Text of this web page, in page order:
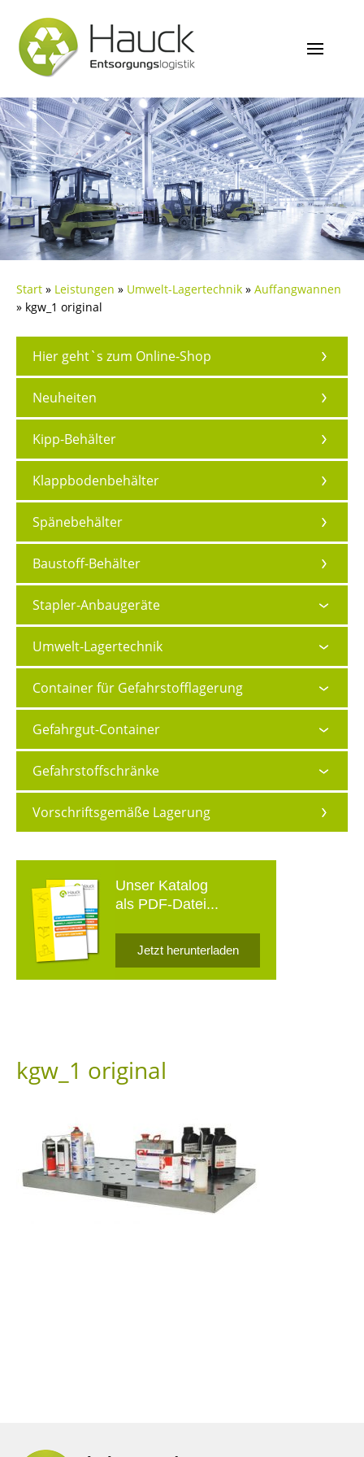
Start » Leistungen » Umwelt-Lagertechnik » Auffangwannen
» kgw_1 original
Hier geht`s zum Online-Shop
Neuheiten
Kipp-Behälter
Klappbodenbehälter
Spänebehälter
Baustoff-Behälter
Stapler-Anbaugeräte
Umwelt-Lagertechnik
Container für Gefahrstofflagerung
Gefahrgut-Container
Gefahrstoffschränke
Vorschriftsgemäße Lagerung
Unser Katalog
als PDF-Datei...
Jetzt herunterladen
kgw_1 original